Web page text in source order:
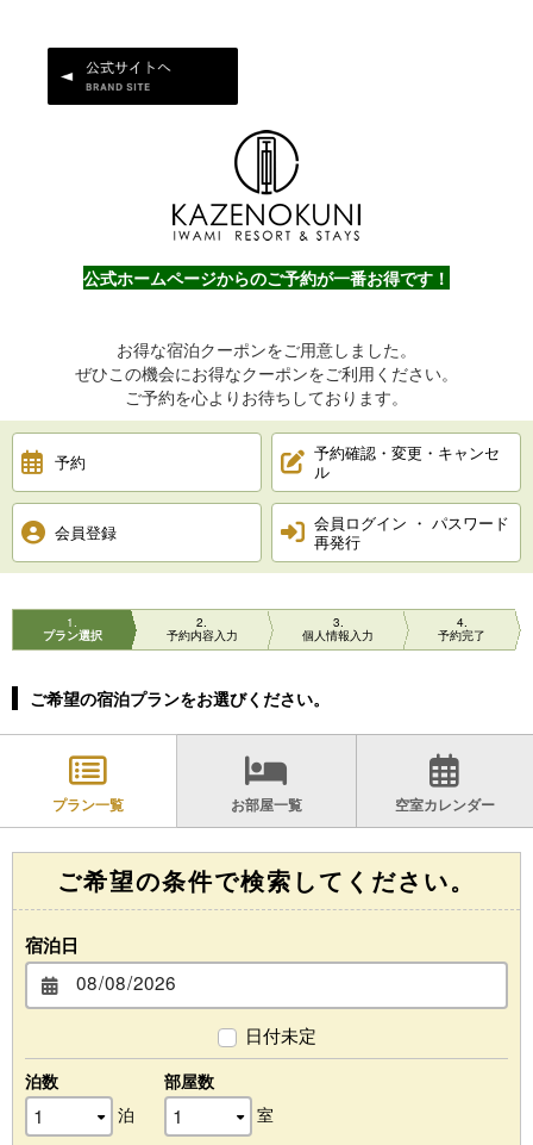
公式ホームページからのご予約が一番お得です！
お得な宿泊クーポンをご用意しました。
ぜひこの機会にお得なクーポンをご利用ください。
ご予約を心よりお待ちしております。
予約
予約確認・変更・キャンセ
ル
会員登録
会員ログイン ・ パスワード
再発行
1
プラン選択
2
予約内容入力
3
個人情報入力
4
予約完了
ご希望の宿泊プランをお選びください。
プラン一覧 お部屋一覧 空室カレンダー
ご希望の条件で検索してください。
宿泊日
日付未定
泊数
泊
部屋数
室